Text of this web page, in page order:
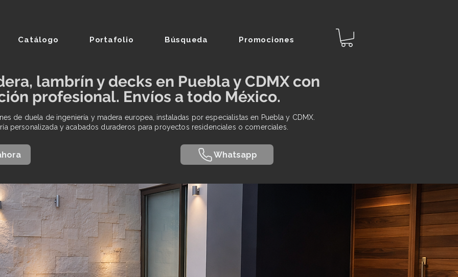
Catálogo Portafolio Búsqueda Promociones
lambrín y decks en Puebla y CDMX con
profesional. Envíos a todo México.
de duela de ingeniería y madera europea, instaladas por especialistas en Puebla y CDMX.
personalizada y acabados duraderos para proyectos residenciales o comerciales.
Whatsapp